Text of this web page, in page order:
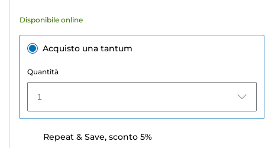
Disponibile online
Acquisto una tantum
Quantità
1
Repeat & Save, sconto 5%